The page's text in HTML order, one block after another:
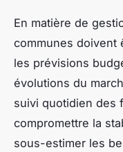
En matière de
communes doivent
les prévisions
évolutions du
suivi quotidien des
compromettre la
sous-estimer les